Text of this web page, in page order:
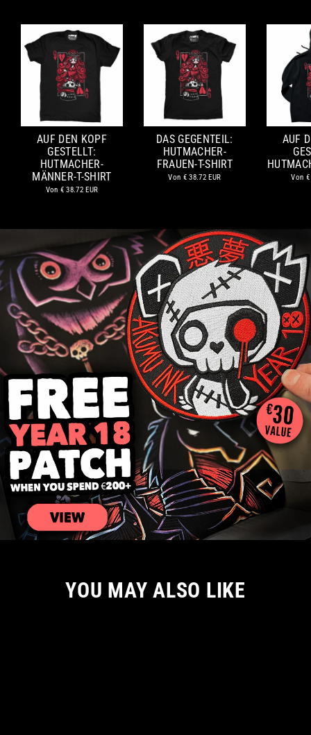
AUF DEN KOPF
GESTELLT:
HUTMACHER-
MÄNNER-T-SHIRT
Von € 38.72 EUR
DAS GEGENTEIL:
HUTMACHER-
FRAUEN-T-SHIRT
Von € 38.72 EUR
AUF
Von €
YOU MAY ALSO LIKE